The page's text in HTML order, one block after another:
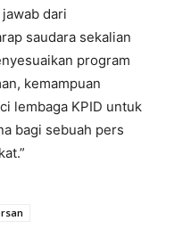
dari
saudara sekalian
program
kemampuan
lembaga KPID untuk
bagi sebuah pers